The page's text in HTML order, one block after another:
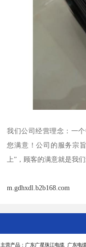
我们公司经营理念：一
您满意！公司的服务宗
上”，顾客的满意就是我们
m.gdhxdl.b2b168.com
主营产品：广东广星珠江电缆 广东